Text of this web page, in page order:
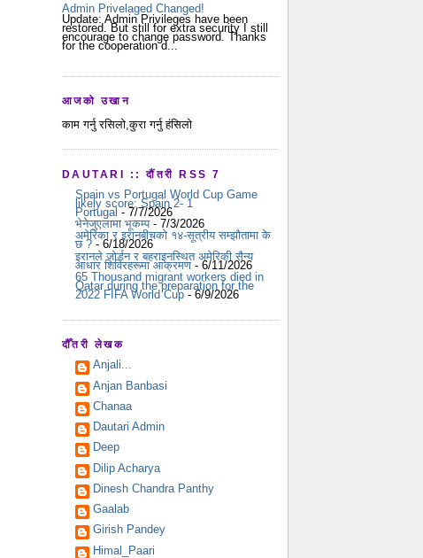
Admin Privelaged Changed!
Update: Admin Privileges have been
restored. But still for extra security I still
encourage to change password. Thanks
for the cooperation d...
आजको उखान
काम गर्नु रसिलो,कुरा गर्नु हंसिलो
DAUTARI :: दौंतरी RSS 7
Spain vs Portugal World Cup Game
likely score: Spain 2- 1
Portugal - 7/7/2026
भेनेजुएलामा भूकम्प- 7/3/2026
अमेरिका र इरानबीचको १४-सूत्रीय सम्झौतामा के
छ ? - 6/18/2026
इरानले जोर्डन र बहराइनस्थित अमेरिकी सैन्य
आधार शिविरहरूमा आक्रमण- 6/11/2026
65 Thousand migrant workers died in
Qatar during the preparation for the
2022 FIFA World Cup - 6/9/2026
दौँतरी लेखक
Anjali...
Anjan Banbasi
Chanaa
Dautari Admin
Deep
Dilip Acharya
Dinesh Chandra Panthy
Gaalab
Girish Pandey
Himal_Paari